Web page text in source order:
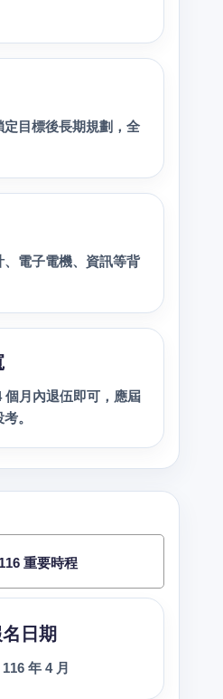
目標後長期規劃，全
電子電機、資訊等背
個月內退伍即可，應屆
。
116 重要時程
日期
年 4 月